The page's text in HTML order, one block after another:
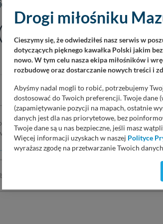
czujesz po przeczytaniu tego
za treść komentarzy i opinii. Prosimy
z tematem, wulgarne, obraźliwe, naruszające
pierwszy!
Drogi miłośniku
Cieszymy się, że odwiedziłeś nasz serwis w
dotyczących pięknego kawałka Polski jakim
nowo. W tym celu nasza ekipa miłośników i
rozbudowę oraz dostarczanie nowych treści i
Abyśmy nadal mogli to robić, potrzebujemy
dostosować do Twoich preferencji. Twoje dane
(zapamiętywanie pozycji na mapach, ostatnie
danych jest dla nas priorytetowe, bez
Twoje dane są u nas bezpieczne, jeśli masz
Więcej informacji uzyskach w naszej Polityce
wyrażasz zgodę na przetwarzanie Twoich
Wyjątkiem jest sytuacja, gdy przekazanie
Administratorem Twoich danych jest: Agencja